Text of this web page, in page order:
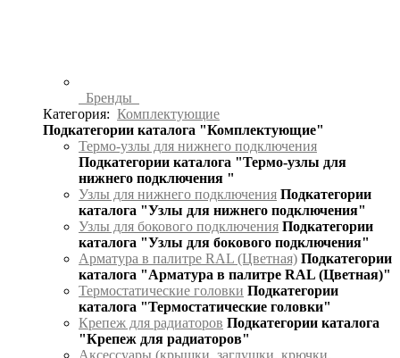
Бренды
Категория: Комплектующие
Подкатегории каталога "Комплектующие"
Термо-узлы для нижнего подключения
Подкатегории каталога "Термо-узлы для
нижнего подключения "
Узлы для нижнего подключения Подкатегории
каталога "Узлы для нижнего подключения"
Узлы для бокового подключения Подкатегории
каталога "Узлы для бокового подключения"
Арматура в палитре RAL (Цветная) Подкатегории
каталога "Арматура в палитре RAL (Цветная)"
Термостатические головки Подкатегории
каталога "Термостатические головки"
Крепеж для радиаторов Подкатегории каталога
"Крепеж для радиаторов"
Аксессуары (крышки, заглушки, крючки,